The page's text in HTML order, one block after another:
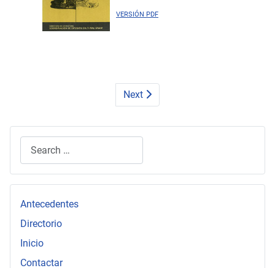
VERSIÓN PDF
Next
Antecedentes
Directorio
Inicio
Contactar